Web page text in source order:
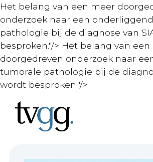
Het belang van een meer
onderzoek naar een
pathologie bij de diagnose van
besproken."/> Het belang van een
doorgedreven onderzoek naar
tumorale pathologie bij de
wordt besproken."/>